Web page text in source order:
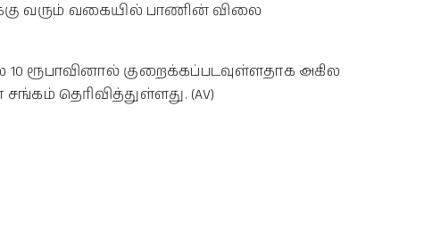
வரும் வகையில் பாணின் விலை
10 ரூபாவினால் குறைக்கப்படவுள்ளதாக அகில
தெரிவித்துள்ளது. (AV)